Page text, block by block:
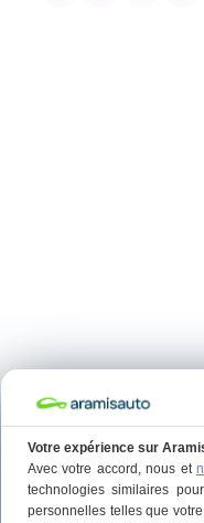
Votre expérience sur
Avec votre accord, nous et
technologies similaires
personnelles telles que